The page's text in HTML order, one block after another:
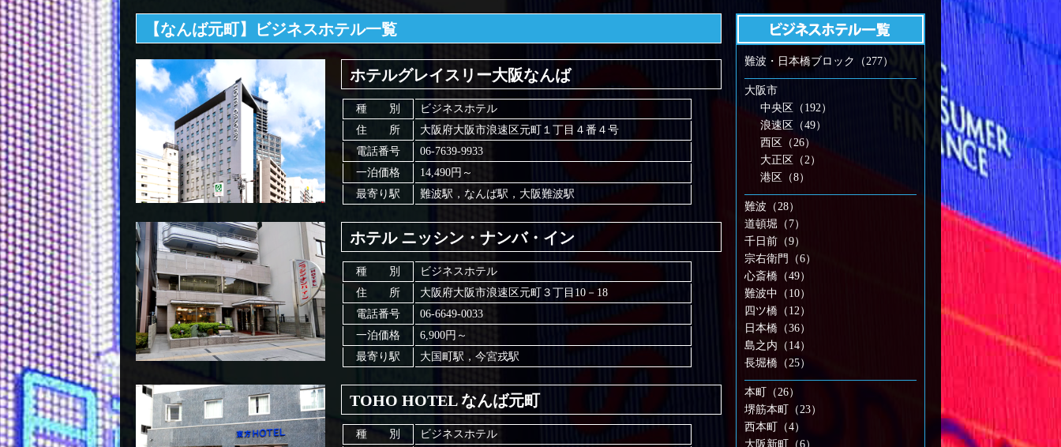
【なんば元町】ビジネスホテル一覧
ホテルグレイスリー大阪なんば
種 別
ビジネスホテル
住 所
大阪府大阪市浪速区元町１丁目４番４号
電話番号
06-7639-9933
一泊価格
14,490円～
最寄り駅
難波駅，なんば駅，大阪難波駅
ホテル ニッシン・ナンバ・イン
種 別
ビジネスホテル
住 所
大阪府大阪市浪速区元町３丁目10－18
電話番号
06-6649-0033
一泊価格
6,900円～
最寄り駅
大国町駅，今宮戎駅
TOHO HOTEL なんば元町
種 別
ビジネスホテル
難波・日本橋ブロック（277）
大阪市
中央区（192）
浪速区（49）
西区（26）
大正区（2）
港区（8）
難波（28）
道頓堀（7）
千日前（9）
宗右衛門（6）
心斎橋（49）
難波中（10）
四ツ橋（12）
日本橋（36）
島之内（14）
長堀橋（25）
本町（26）
堺筋本町（23）
西本町（4）
大阪新町（6）